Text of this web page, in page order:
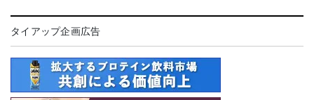
タイアップ企画広告